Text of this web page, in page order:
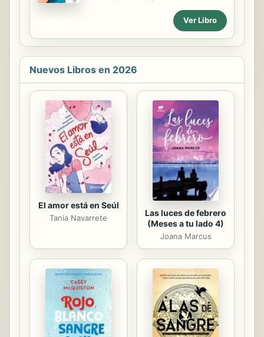
prominente a nivel nacional, pero su
tenacidad y formidable voluntad
modelaron sus diversas experiencias
conducir un taxi para...
Ver Libro
Nuevos Libros en 2026
El amor está en Seúl
Tania Navarrete
Las luces de febrero
(Meses a tu lado 4)
Joana Marcus